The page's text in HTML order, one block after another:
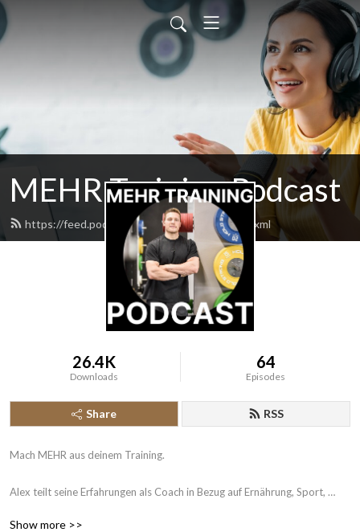
MEHR Training Podcast
https://feed.podbean.com/mehrtraining/feed.xml
26.4K
Downloads
64
Episodes
Share RSS
Mach MEHR aus deinem Training.
Alex teilt seine Erfahrungen als Coach in Bezug auf Ernährung, Sport,
Show more >>